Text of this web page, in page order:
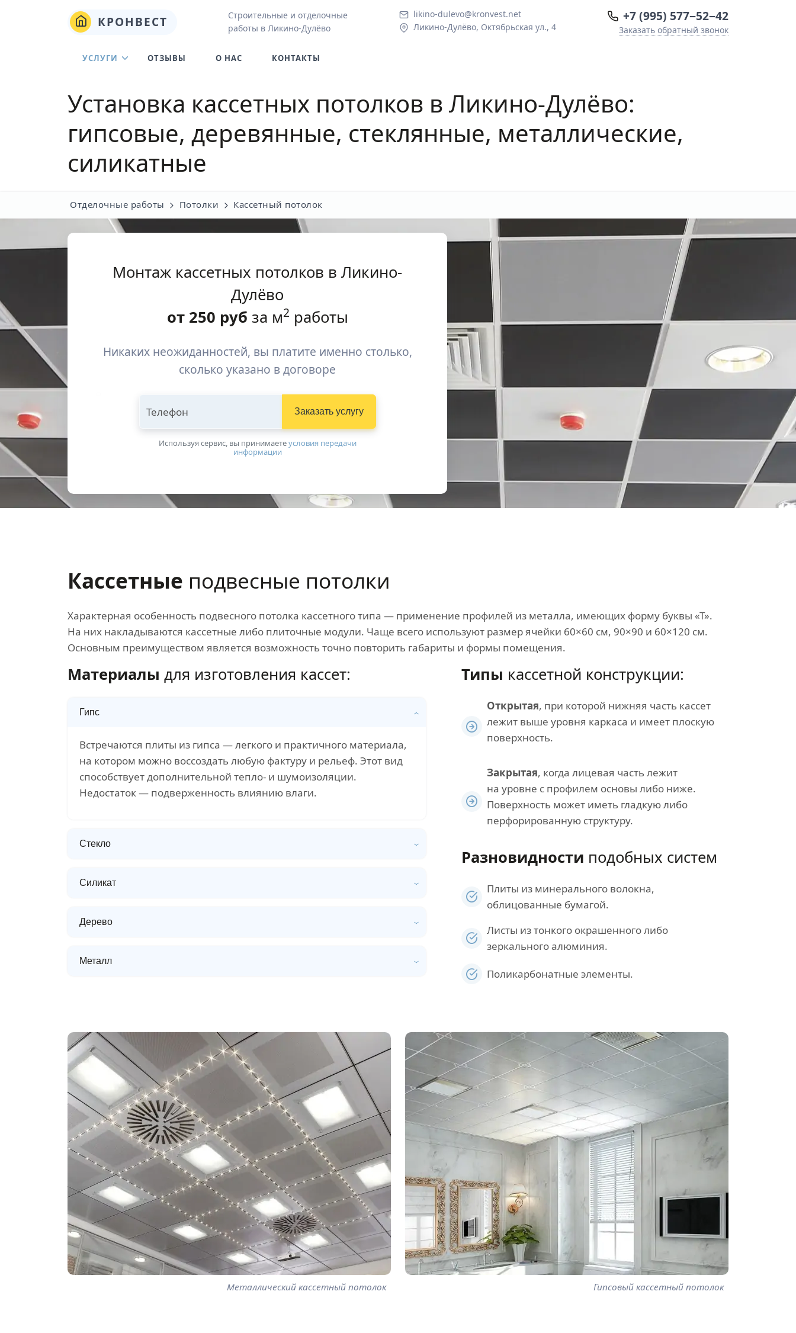
КРОНВЕСТ
Строительные и отделочные
работы в Ликино-Дулёво
likino-dulevo@kronvest.net
Ликино-Дулёво, Октябрьская ул., 4
+7 (995) 577−52−42
Заказать обратный звонок
УСЛУГИ ОТЗЫВЫ О НАС КОНТАКТЫ
Установка кассетных потолков в Ликино-Дулёво:
гипсовые, деревянные, стеклянные, металлические,
силикатные
Отделочные работы Потолки Кассетный потолок
Монтаж кассетных потолков в Ликино-
Дулёво
от 250 руб за м2 работы
Никаких неожиданностей, вы платите именно столько,
сколько указано в договоре
Телефон Заказать услугу
Используя сервис, вы принимаетeусловия передачи
информации
Кассетные подвесные потолки
Характерная особенность подвесного потолка кассетного типа — применение профилей из металла, имеющих форму буквы «Т».
На них накладываются кассетные либо плиточные модули. Чаще всего используют размер ячейки 60×60 см, 90×90 и 60×120 см.
Основным преимуществом является возможность точно повторить габариты и формы помещения.
Материалы для изготовления кассет:
Гипс
Встречаются плиты из гипса — легкого и практичного материала,
на котором можно воссоздать любую фактуру и рельеф. Этот вид
способствует дополнительной тепло- и шумоизоляции.
Недостаток — подверженность влиянию влаги.
Стекло
Силикат
Дерево
Металл
Типы кассетной конструкции:
Открытая, при которой нижняя часть кассет
лежит выше уровня каркаса и имеет плоскую
поверхность.
Закрытая, когда лицевая часть лежит
на уровне с профилем основы либо ниже.
Поверхность может иметь гладкую либо
перфорированную структуру.
Разновидности подобных систем
Плиты из минерального волокна,
облицованные бумагой.
Листы из тонкого окрашенного либо
зеркального алюминия.
Поликарбонатные элементы.
Металлический кассетный потолок Гипсовый кассетный потолок